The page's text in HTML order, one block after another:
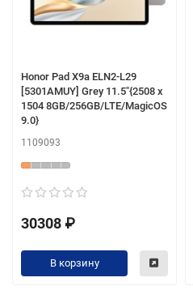
Honor Pad X9a ELN2-L29
[5301AMUY] Grey 11.5"{2508 x
1504 8GB/256GB/LTE/MagicOS
9.0}
1109093
30308 ₽
В корзину